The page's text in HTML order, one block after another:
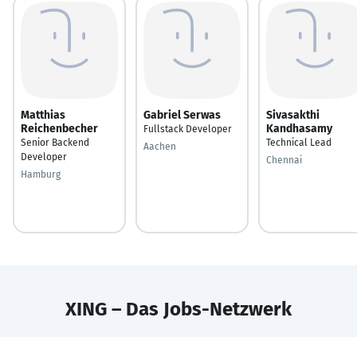
Matthias
Reichenbecher
Senior Backend
Developer
Hamburg
Gabriel Serwas
Fullstack Developer
Aachen
Sivasakthi
Kandhasamy
Technical Lead
Chennai
XING – Das Jobs-Netzwerk